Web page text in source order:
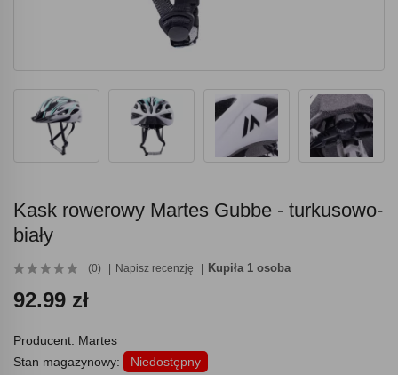
Kask rowerowy Martes Gubbe - turkusowo-
biały
(0) Napisz recenzję Kupiła 1 osoba
92.99 zł
Producent: Martes
Stan magazynowy:
Niedostępny